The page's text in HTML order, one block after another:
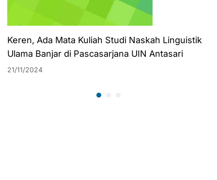
Keren, Ada Mata Kuliah Studi Naskah Linguistik
Ulama Banjar di Pascasarjana UIN Antasari
21/11/2024